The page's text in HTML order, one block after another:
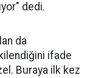
dedi.
da
ifade
Buraya ilk kez